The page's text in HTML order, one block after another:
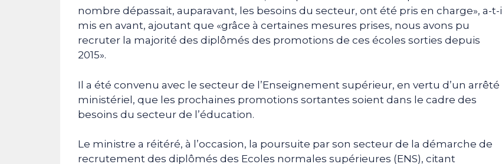
nombre dépassait, auparavant, les besoins du secteur, ont été pris en charge», a-t-il
mis en avant, ajoutant que «grâce à certaines mesures prises, nous avons pu
recruter la majorité des diplômés des promotions de ces écoles sorties depuis
2015».
Il a été convenu avec le secteur de l’Enseignement supérieur, en vertu d’un arrêté
ministériel, que les prochaines promotions sortantes soient dans le cadre des
besoins du secteur de l’éducation.
Le ministre a réitéré, à l’occasion, la poursuite par son secteur de la démarche de
recrutement des diplômés des Ecoles normales supérieures (ENS), citant